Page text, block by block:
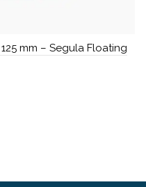
mm – Segula Floating